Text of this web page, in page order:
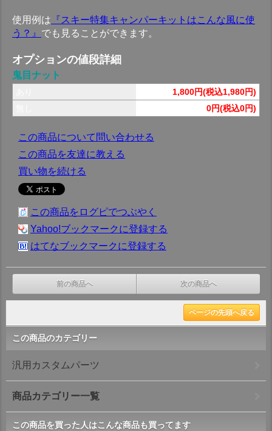
使用例は 『スキー特集キャンパーキットはこんな風に使
う？』 でも見ることができます。
オプションの値段詳細
鬼目ナット
1,800円(税込1,980円)
0円(税込0円)
この商品について問い合わせる
この商品を友達に教える
買い物を続ける
この商品をログピでつぶやく
Yahoo!ブックマークに登録する
はてなブックマークに登録する
前の商品へ 次の商品へ
ページの先頭へ戻る
この商品のカテゴリー
汎用カスタムパーツ
商品カテゴリー一覧
この商品を買った人はこんな商品も買ってます